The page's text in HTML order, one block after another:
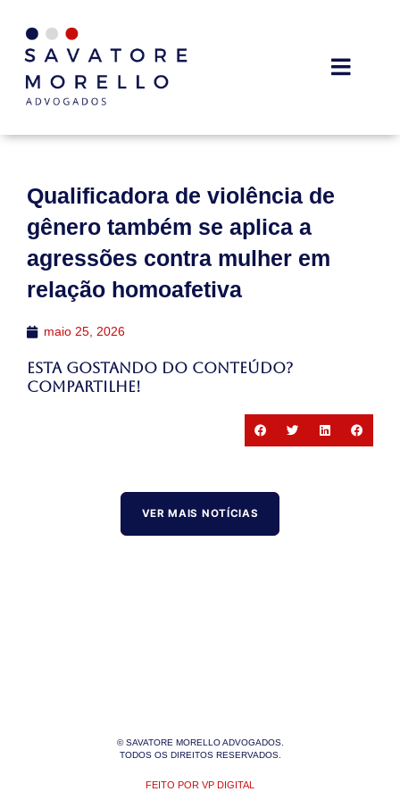
Qualificadora de violência de
gênero também se aplica a
agressões contra mulher em
relação homoafetiva
maio 25, 2026
Esta gostando do conteúdo?
Compartilhe!
VER MAIS NOTÍCIAS
© SAVATORE MORELLO ADVOGADOS.
TODOS OS DIREITOS RESERVADOS.
FEITO POR VP DIGITAL